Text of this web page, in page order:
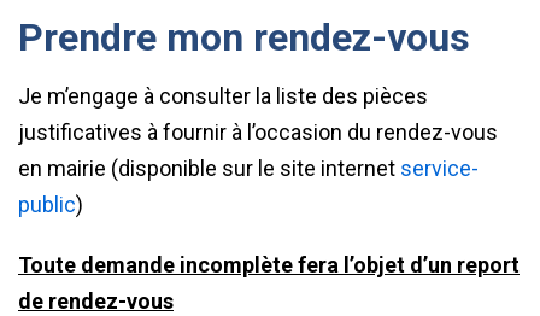
Prendre mon rendez-vous
Je m’engage à consulter la liste des pièces
justificatives à fournir à l’occasion du rendez-vous
en mairie (disponible sur le site internet service-
public)
Toute demande incomplète fera l’objet d’un report
de rendez-vous